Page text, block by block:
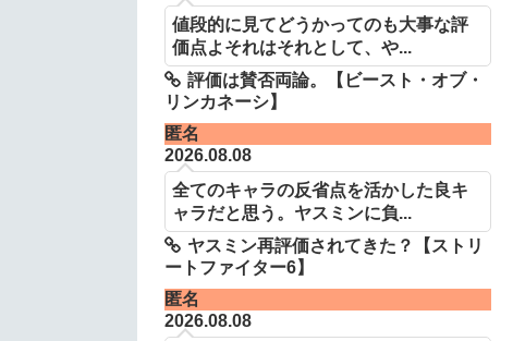
値段的に見てどうかってのも大事な評
価点よそれはそれとして、や...
評価は賛否両論。【ビースト・オブ・
リンカネーシ】
匿名
2026.08.08
全てのキャラの反省点を活かした良キ
ャラだと思う。ヤスミンに負...
ヤスミン再評価されてきた？【ストリ
ートファイター6】
匿名
2026.08.08